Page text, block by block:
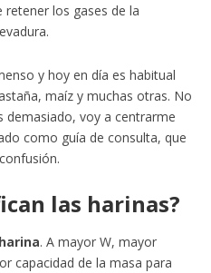
retener los gases de la
y hoy en día es habitual
maíz y muchas otras. No
voy a centrarme
como guía de consulta, que
las harinas?
. A mayor W, mayor
capacidad de la masa para